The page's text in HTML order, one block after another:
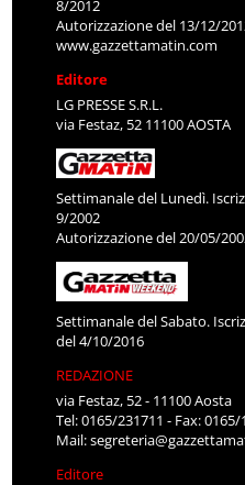
8/2012
Autorizzazione del 13/12/
www.gazzettamatin.com
Editore
LG PRESSE S.R.L.
via Festaz, 52 11100 AOSTA
Settimanale del Lunedì.
9/2002
Autorizzazione del 20/05/
Settimanale del Sabato.
del 4/10/2016
REDAZIONE
via Festaz, 52 - 11100 Aosta
Tel: 0165/231711 - Fax: 0165/
Mail:
Editore